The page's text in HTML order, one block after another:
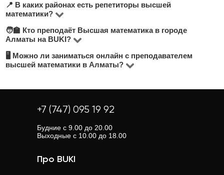
внимание на стоимость занятий, количество
об образовании и удобный район. Мы рекомендуем
пробный урок, чтобы понять, подходит ли вам формат
Цена зависит от уровня преподавания, опыта
учителя и формата (очно или онлайн). В среднем
занятия стоят от 3000 до 5000 тнг/час. Актуальные
📍 В каких районах есть репетиторы высшей
математики?
На платформе BUKI вы найдете преподавателей
почти во всех районах города Алматы. Вы можете
выбрать занятия в удобном районе или онлайн — при
🧑‍🏫 Кто преподаёт Высшая математика в городе
Алматы на BUKI?
Наши репетиторы — это опытные преподаватели,
студенты старших курсов, университетские
и рейтингами, чтобы выбрать лучшего.
🖥 Можно ли заниматься онлайн с преподавателем
высшей математики в Алматы?
график или нет возможности посещать очные уроки.
+7 (747) 095 19 92
Будние с 9.00 до 20.00
Выходные с 10.00 до 18.00
Про BUKI